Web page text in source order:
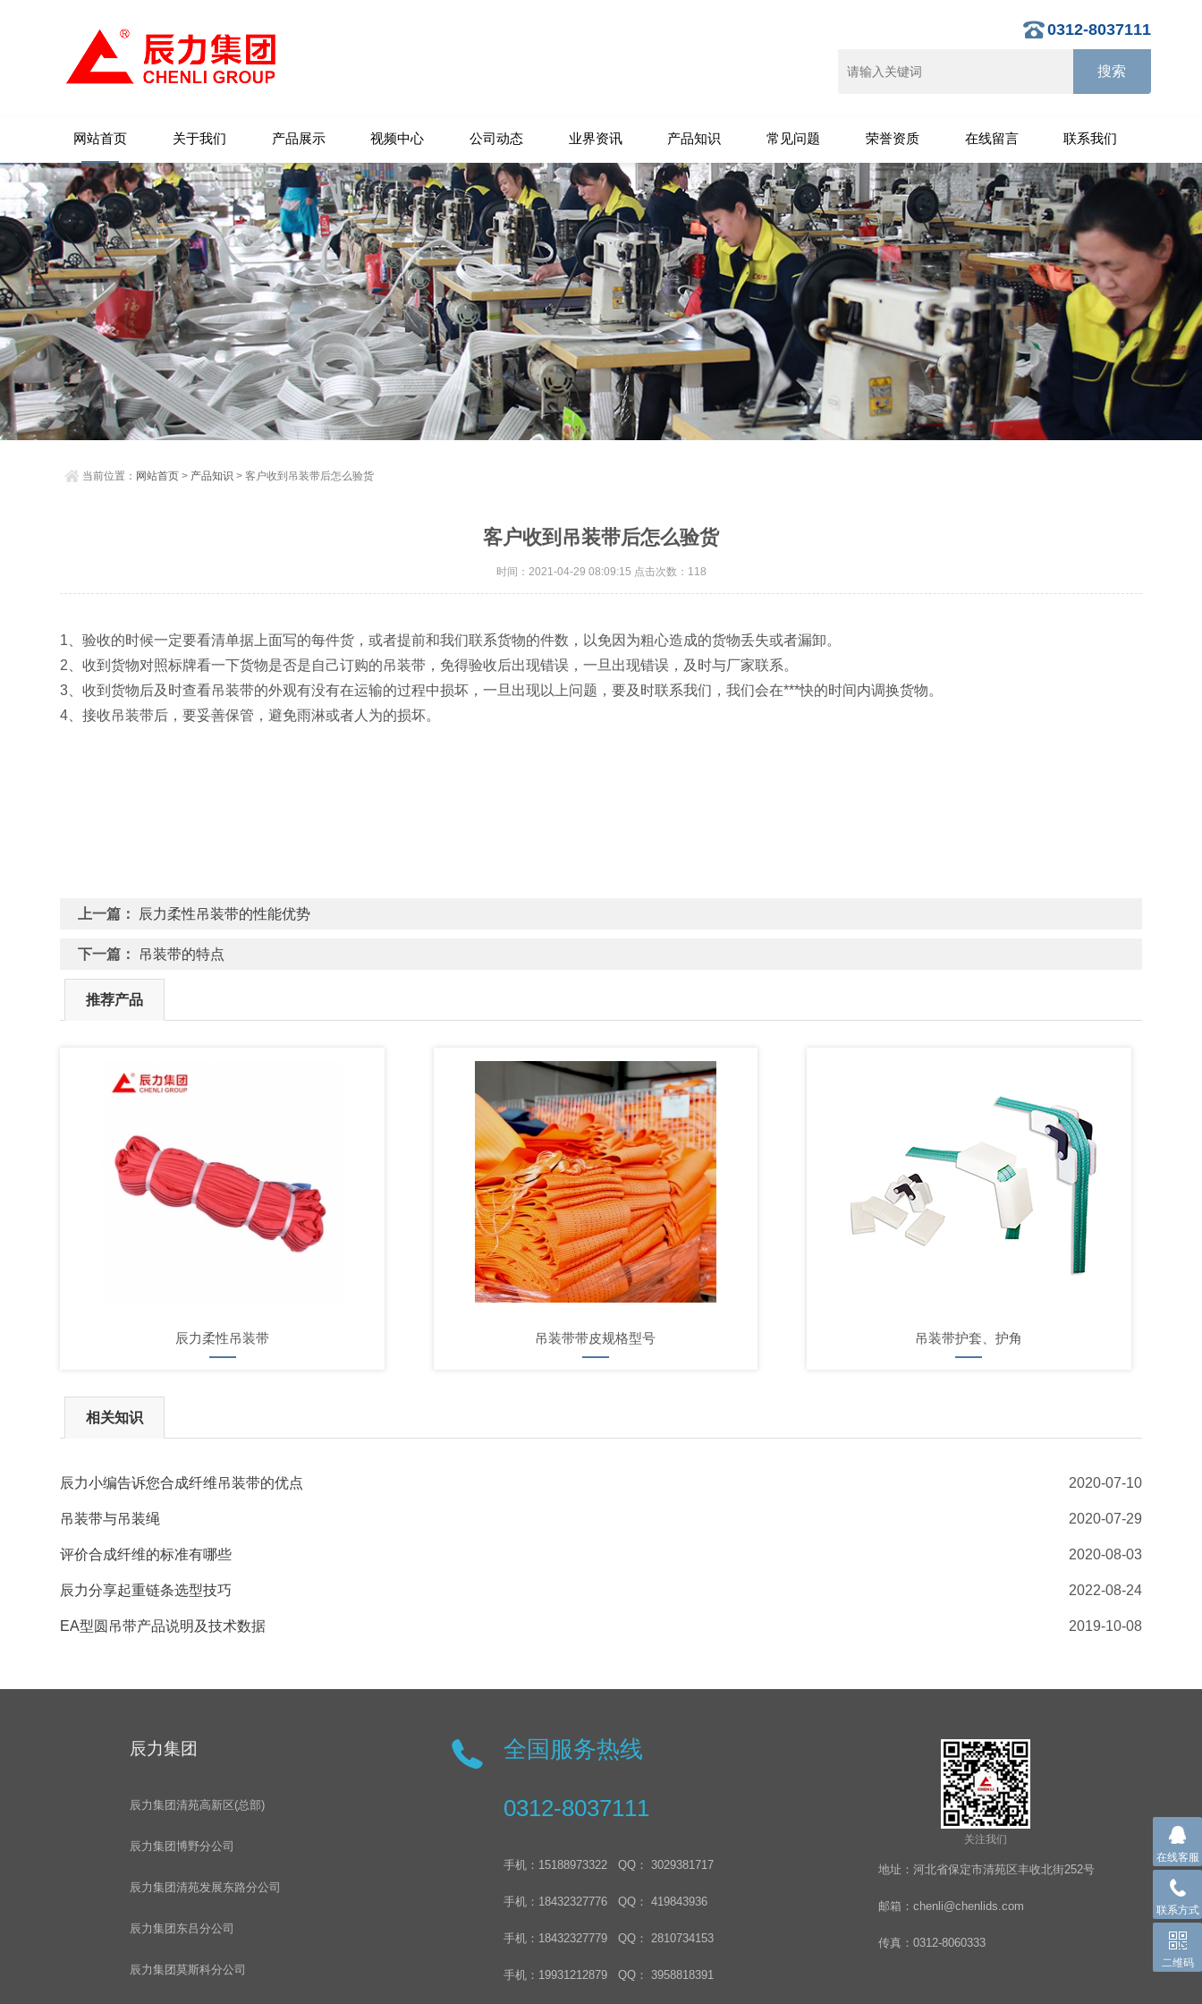
0312-8037111
网站首页 关于我们 产品展示 视频中心 公司动态 业界资讯 产品知识 常见问题 荣誉资质 在线留言 联系我们
当前位置： 网站首页 > 产品知识 > 客户收到吊装带后怎么验货
客户收到吊装带后怎么验货
时间：2021-04-29 08:09:15 点击次数：118
1、验收的时候一定要看清单据上面写的每件货，或者提前和我们联系货物的件数，以免因为粗心造成的货物丢失或者漏卸。
2、收到货物对照标牌看一下货物是否是自己订购的吊装带，免得验收后出现错误，一旦出现错误，及时与厂家联系。
3、收到货物后及时查看吊装带的外观有没有在运输的过程中损坏，一旦出现以上问题，要及时联系我们，我们会在***快的时间内调换货物。
4、接收吊装带后，要妥善保管，避免雨淋或者人为的损坏。
上一篇： 辰力柔性吊装带的性能优势
下一篇： 吊装带的特点
推荐产品
辰力柔性吊装带 吊装带带皮规格型号 吊装带护套、护角
相关知识
辰力小编告诉您合成纤维吊装带的优点 2020-07-10
吊装带与吊装绳 2020-07-29
评价合成纤维的标准有哪些 2020-08-03
辰力分享起重链条选型技巧 2022-08-24
EA型圆吊带产品说明及技术数据 2019-10-08
辰力集团
辰力集团清苑高新区(总部)
辰力集团博野分公司
辰力集团清苑发展东路分公司
辰力集团东吕分公司
辰力集团莫斯科分公司
全国服务热线
0312-8037111
手机：15188973322 QQ： 3029381717
手机：18432327776 QQ： 419843936
手机：18432327779 QQ： 2810734153
手机：19931212879 QQ： 3958818391
关注我们
地址：河北省保定市清苑区丰收北街252号
邮箱：chenli@chenlids.com
传真：0312-8060333
在线客服
联系方式
二维码